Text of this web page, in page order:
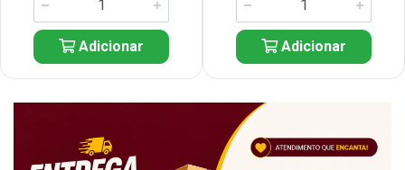
Adicionar Adicionar